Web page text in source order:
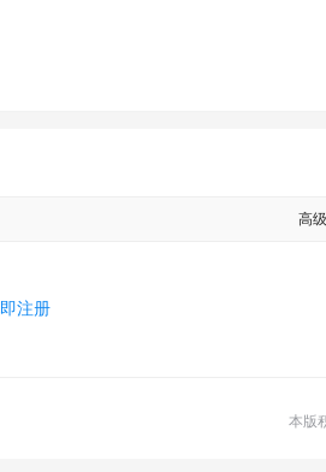
高
注册
本版